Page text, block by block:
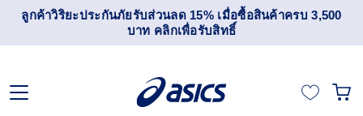
ลูกค้าวิริยะประกันภัยรับส่วนลด 15% เมื่อซื้อสินค้าครบ 3,500
บาท คลิกเพื่อรับสิทธิ์